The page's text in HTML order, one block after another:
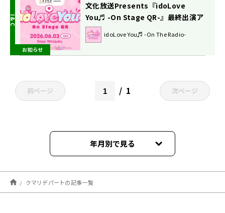
お知らせ
文化放送Presents『idoLove
You♬ -On Stage QR-』最終出演ア
ーティスト発表！
idoLove You♬ -On The Radio-
前ページ 1 次ページ
年月別で見る
2026年06月
2026年05月
クマリデパートの記事一覧